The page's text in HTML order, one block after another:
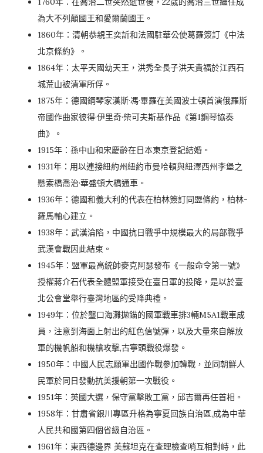
為大不列顛國王和愛爾蘭國王。
1860年：清朝恭親王奕訢和法國駐華公使葛羅簽訂《中法
北京條約》。
1864年：太平天國幼天王，洪秀全長子洪天貴福於江西石
城荒山被清軍所俘。
1875年：德國鋼琴家漢斯·馮·畢羅在美國波士頓首演俄羅斯
帝國作曲家彼得·伊里奇·柴可夫斯基作品《第1鋼琴協奏
曲》。
1915年：孫中山和宋慶齡在日本東京登記結婚。
1931年：用以連接紐約州紐約市曼哈頓與紐澤西州李堡之
懸索橋喬治·華盛頓大橋通車。
1936年：德國和義大利的代表在柏林簽訂同盟條約，柏林-
羅馬軸心建立。
1938年：武漢淪陷，中國抗日戰爭中規模最大的局部戰爭
武漢會戰因此結束。
1945年：盟軍最高統帥麥克阿瑟發布《一般命令第一號》
授權蔣介石代表全體盟軍接受在臺日軍的投降，是以於臺
北公會堂舉行臺灣地區的受降典禮。
1949年：位於壟口海灘拋錨的國軍戰車排3輛M5A1戰車成
員，注意到海面上射出的紅色信號彈，以及大量來自解放
軍的機帆船和機槍攻擊,古寧頭戰役爆發。
1950年：中國人民志願軍出國作戰參加韓戰，並同朝鮮人
民軍於同日發動抗美援朝第一次戰役。
1951年：英國大選，保守黨擊敗工黨，邱吉爾再任首相。
1958年：甘肅省銀川專區升格為寧夏回族自治區,成為中華
人民共和國第四個省級自治區。
1961年：東西德邊界 美蘇坦克在查理檢查哨互相對峙，此